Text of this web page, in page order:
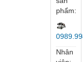
Nhân
viên:
Ms
My